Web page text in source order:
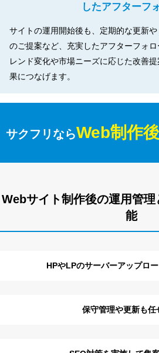
したアフターフ
サイトの運用開始後も、定期的な更新
のご提案など、充実したアフターフォ
レンド変化や市場ニーズに応じた改善
果につなげます。
サクフリならWeb制作
Webサイト制作後の運用管
能
HPやLPのサーバーアップロ
保守管理や更新も任